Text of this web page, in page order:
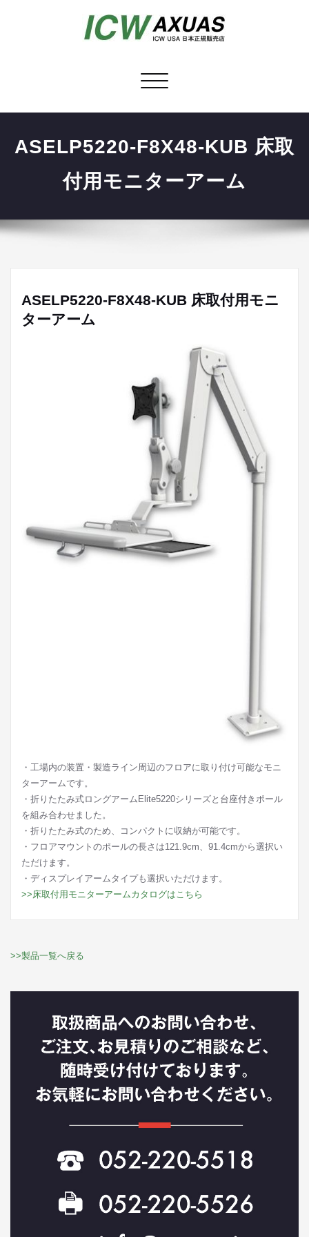
ナ
ゲ
シ
ン
切
ASELP5220-F8X48-KUB 床取
付用モニターアーム
ASELP5220-F8X48-KUB 床取付用モニ
ターアーム
・工場内の装置・製造ライン周辺のフロアに取り付け可能なモニ
ターアームです。
・折りたたみ式ロングアームElite5220シリーズと台座付きポール
を組み合わせました。
・折りたたみ式のため、コンパクトに収納が可能です。
・フロアマウントのポールの長さは121.9cm、91.4cmから選択い
ただけます。
・ディスプレイアームタイプも選択いただけます。
>>床取付用モニターアームカタログはこちら
>>製品一覧へ戻る